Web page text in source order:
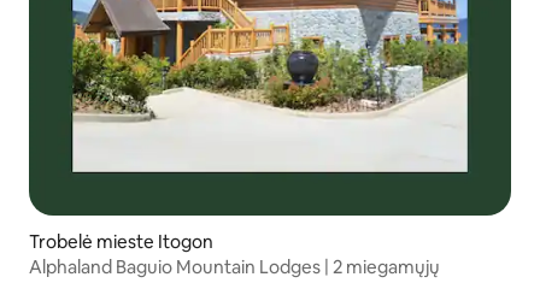
Trobelė mieste Itogon
Alphaland Baguio Mountain Lodges | 2 miegamųjų